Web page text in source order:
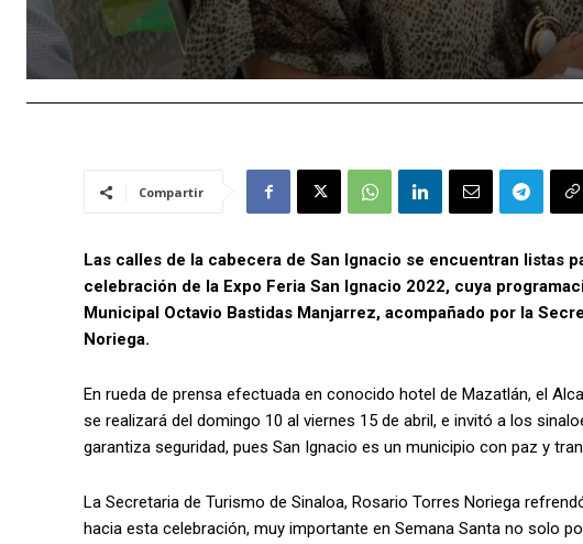
Compartir
Las calles de la cabecera de San Ignacio se encuentran listas
celebración de la Expo Feria San Ignacio 2022, cuya
Municipal Octavio Bastidas Manjarrez, acompañado por la
Noriega.
En rueda de prensa efectuada en conocido hotel de Mazatlán, el
se realizará del domingo 10 al viernes 15 de abril, e invitó a los
garantiza seguridad, pues San Ignacio es un municipio con paz y
La Secretaria de Turismo de Sinaloa, Rosario Torres Noriega
hacia esta celebración, muy importante en Semana Santa no solo